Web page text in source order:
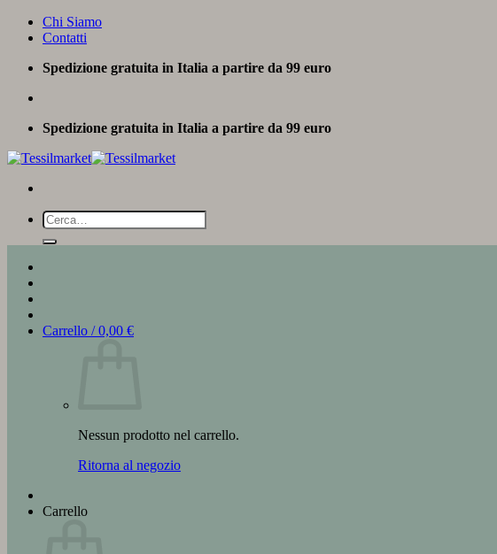
Salta
Chi Siamo
Contatti
Spedizione gratuita in Italia a partire da 99 euro
Spedizione gratuita in Italia a partire da 99 euro
Cerca:
Carrello /0,00 €
Nessun prodotto nel carrello.
Ritorna al negozio
Carrello